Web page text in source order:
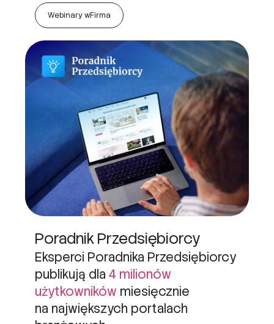
Webinary wFirma
Poradnik Przedsiębiorcy
Eksperci Poradnika Przedsiębiorcy
publikują dla 4 milionów
użytkowników miesięcznie
na największych portalach